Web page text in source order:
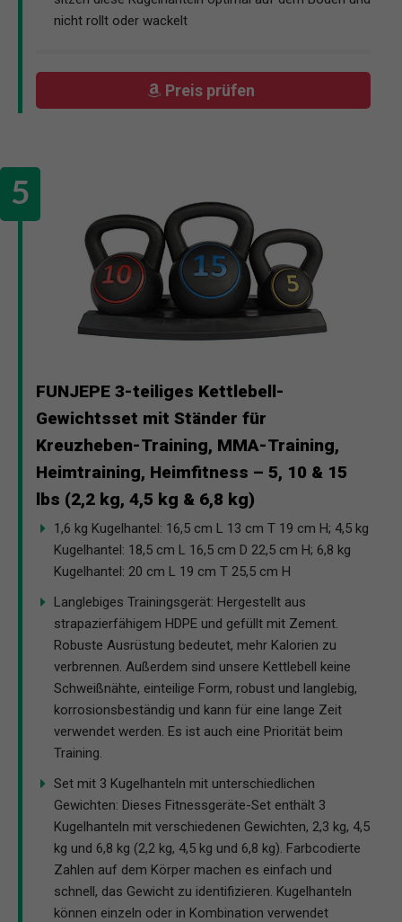
nicht rollt oder wackelt
Preis prüfen
FUNJEPE 3-teiliges Kettlebell-
Gewichtsset mit Ständer für
Kreuzheben-Training, MMA-Training,
Heimtraining, Heimfitness – 5, 10 & 15
lbs (2,2 kg, 4,5 kg & 6,8 kg)
1,6 kg Kugelhantel: 16,5 cm L 13 cm T 19 cm H; 4,5 kg
Kugelhantel: 18,5 cm L 16,5 cm D 22,5 cm H; 6,8 kg
Kugelhantel: 20 cm L 19 cm T 25,5 cm H
Langlebiges Trainingsgerät: Hergestellt aus
strapazierfähigem HDPE und gefüllt mit Zement.
Robuste Ausrüstung bedeutet, mehr Kalorien zu
verbrennen. Außerdem sind unsere Kettlebell keine
Schweißnähte, einteilige Form, robust und langlebig,
korrosionsbeständig und kann für eine lange Zeit
verwendet werden. Es ist auch eine Priorität beim
Training.
Set mit 3 Kugelhanteln mit unterschiedlichen
Gewichten: Dieses Fitnessgeräte-Set enthält 3
Kugelhanteln mit verschiedenen Gewichten, 2,3 kg, 4,5
kg und 6,8 kg (2,2 kg, 4,5 kg und 6,8 kg). Farbcodierte
Zahlen auf dem Körper machen es einfach und
schnell, das Gewicht zu identifizieren. Kugelhanteln
können einzeln oder in Kombination verwendet